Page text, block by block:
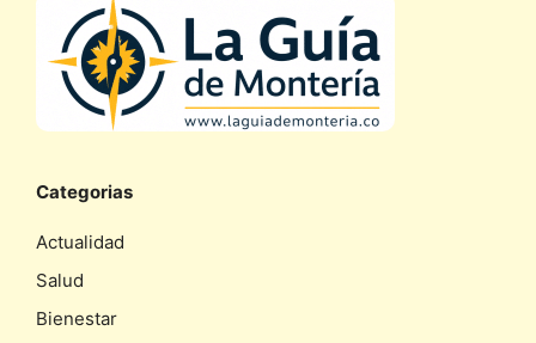
Categorias
Actualidad
Salud
Bienestar